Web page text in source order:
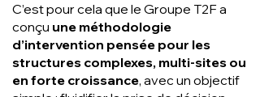
C’est pour cela que le Groupe T2F a
conçu une méthodologie
d’intervention pensée pour les
structures complexes, multi-sites ou
en forte croissance, avec un objectif